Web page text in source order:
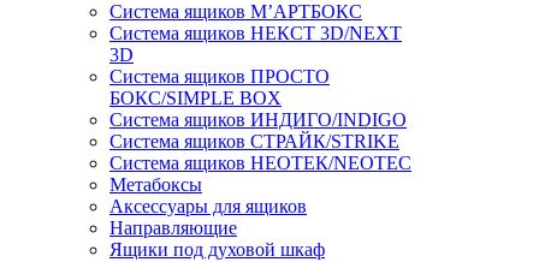
Система ящиков М’АРТБОКС
Система ящиков НЕКСТ 3D/NEXT
3D
Система ящиков ПРОСТО
БОКС/SIMPLE BOX
Система ящиков ИНДИГО/INDIGO
Система ящиков СТРАЙК/STRIKE
Система ящиков НЕОТЕК/NEOTEC
Метабоксы
Аксессуары для ящиков
Направляющие
Ящики под духовой шкаф